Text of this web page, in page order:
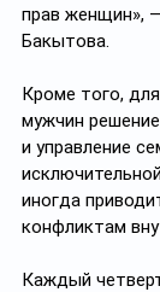
прав женщин»,
Бакытова.
Кроме того,
мужчин
и управление
иногда
конфликтам
Каждый